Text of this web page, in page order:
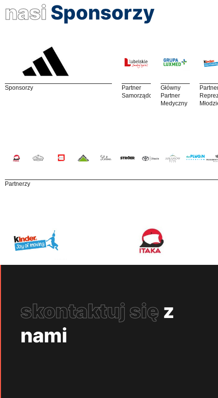
nasi Sponsorzy
Sponsorzy
Partner
Samorządowy
Główny
Partner
Medyczny
Partnerzy
skontaktuj się z
nami